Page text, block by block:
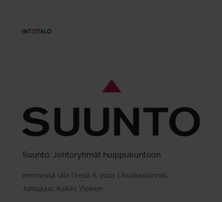
Suunto: Joh­to­ryhmät huip­pu­kuntoon
mennessä ulla kesä 8, 2020 Asiakastarinat,
Johtajuus, Kaikki, Yleinen